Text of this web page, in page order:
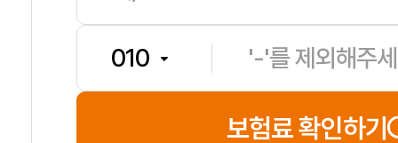
보험료 확인하기
한** 보험나이 42세 **분전
보험나이 53세 **분전